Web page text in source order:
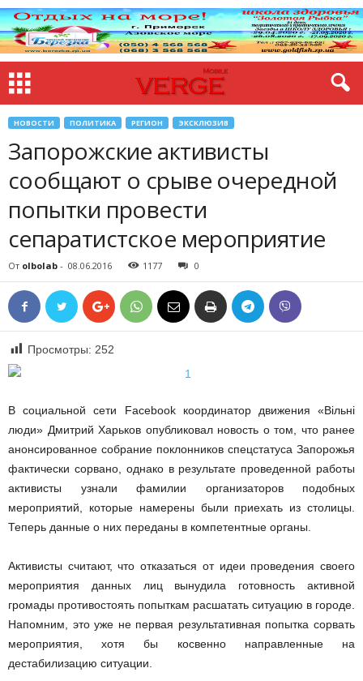
НОВОСТИ ПОЛИТИКА РЕГИОН ЭКСКЛЮЗИВ
Запорожские активисты
сообщают о срыве очередной
попытки провести
сепаратистское мероприятие
От olbolab - 08.06.2016 1177 0
Просмотры: 252
В социальной сети Facebook координатор движения «Вільні
люди» Дмитрий Харьков опубликовал новость о том, что ранее
анонсированное собрание поклонников спецстатуса Запорожья
фактически сорвано, однако в результате проведенной работы
активисты узнали фамилии организаторов подобных
мероприятий, которые намерены были приехать из столицы.
Теперь данные о них переданы в компетентные органы.
Активисты считают, что отказаться от идеи проведения своего
мероприятия данных лиц вынудила готовность активной
громады противостоять попыткам расшатать ситуацию в городе.
Напомним, это уже не первая результативная попытка сорвать
мероприятия, хотя бы косвенно направленные на
дестабилизацию ситуации.